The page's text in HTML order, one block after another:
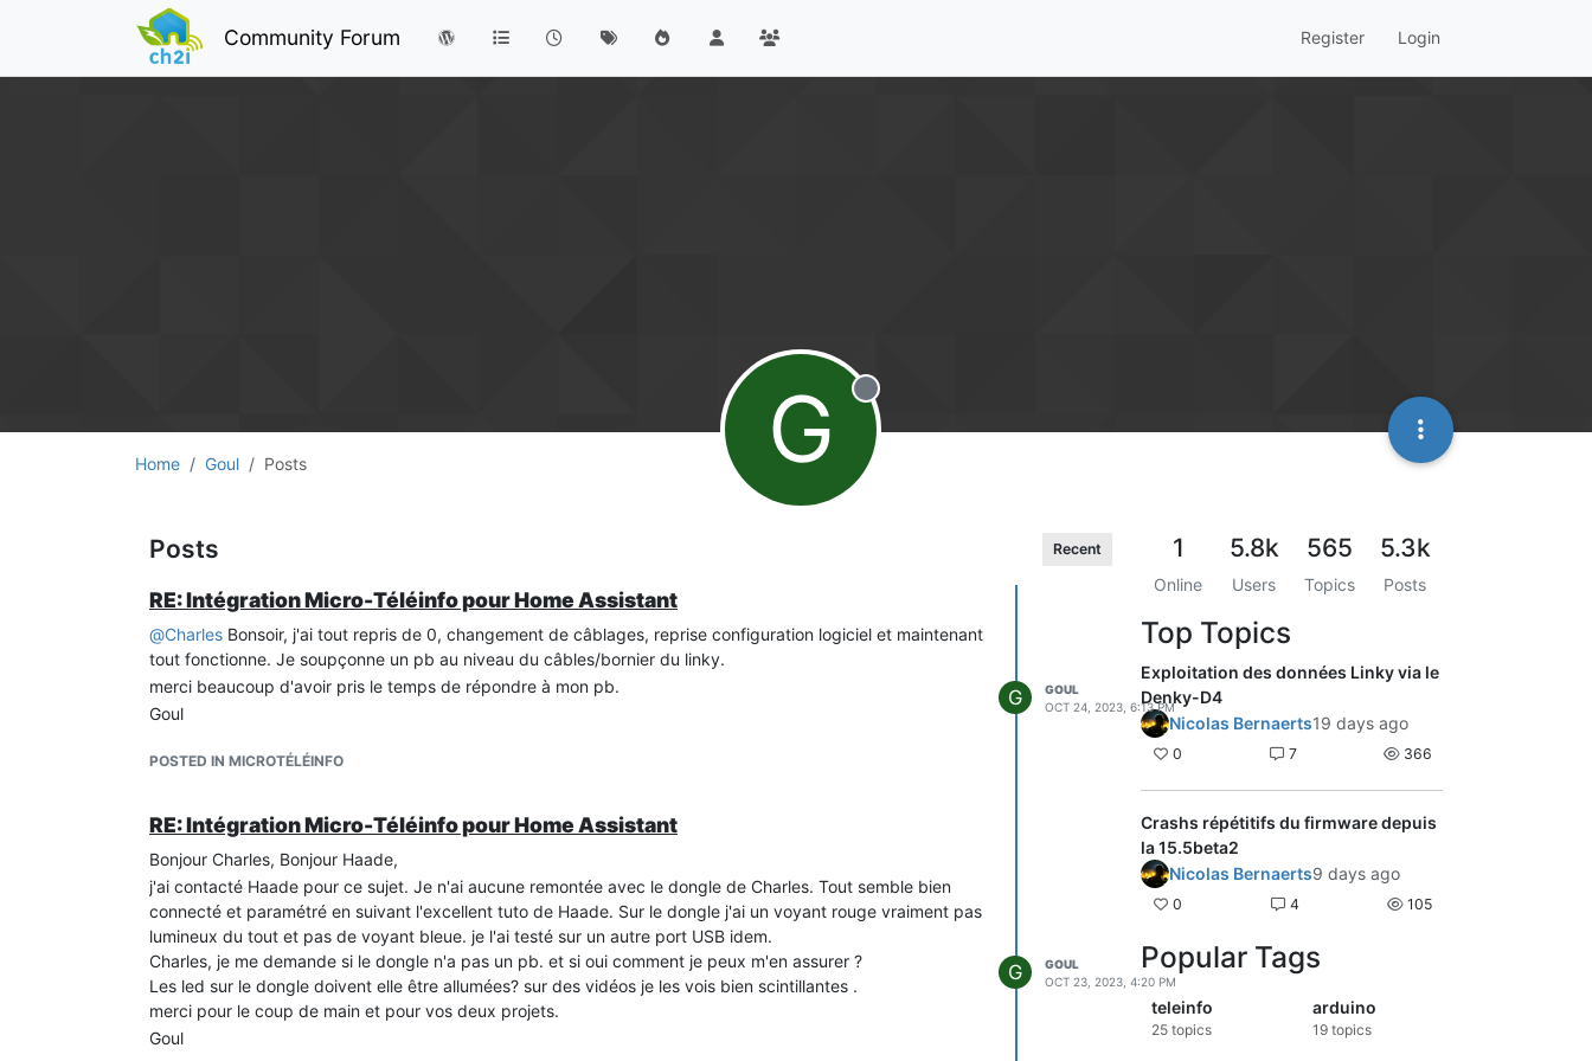
Community Forum Register Login
Home Goul Posts G Offline
Posts Recent
RE: Intégration Micro-Téléinfo pour Home Assistant
@Charles Bonsoir, j'ai tout repris de 0, changement de câblages, reprise configuration logiciel et maintenant
tout fonctionne. Je soupçonne un pb au niveau du câbles/bornier du linky.
merci beaucoup d'avoir pris le temps de répondre à mon pb.
Goul
POSTED IN MICROTÉLÉINFO
G
GOUL
OCT 24, 2023, 6:13 PM
RE: Intégration Micro-Téléinfo pour Home Assistant
Bonjour Charles, Bonjour Haade,
j'ai contacté Haade pour ce sujet. Je n'ai aucune remontée avec le dongle de Charles. Tout semble bien
connecté et paramétré en suivant l'excellent tuto de Haade. Sur le dongle j'ai un voyant rouge vraiment pas
lumineux du tout et pas de voyant bleue. je l'ai testé sur un autre port USB idem.
Charles, je me demande si le dongle n'a pas un pb. et si oui comment je peux m'en assurer ?
Les led sur le dongle doivent elle être allumées? sur des vidéos je les vois bien scintillantes .
merci pour le coup de main et pour vos deux projets.
Goul
G
GOUL
OCT 23, 2023, 4:20 PM
1
Online
5.8k
Users
565
Topics
5.3k
Posts
Top Topics
Exploitation des données Linky via le
Denky-D4
Nicolas Bernaerts19 days ago
0 7 366
Crashs répétitifs du firmware depuis
la 15.5beta2
Nicolas Bernaerts9 days ago
0 4 105
Popular Tags
teleinfo
25 topics
arduino
19topics